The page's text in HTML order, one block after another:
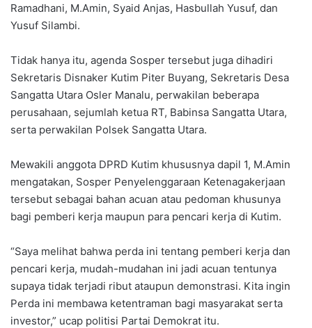
Ramadhani, M.Amin, Syaid Anjas, Hasbullah Yusuf, dan
Yusuf Silambi.
Tidak hanya itu, agenda Sosper tersebut juga dihadiri
Sekretaris Disnaker Kutim Piter Buyang, Sekretaris Desa
Sangatta Utara Osler Manalu, perwakilan beberapa
perusahaan, sejumlah ketua RT, Babinsa Sangatta Utara,
serta perwakilan Polsek Sangatta Utara.
Mewakili anggota DPRD Kutim khususnya dapil 1, M.Amin
mengatakan, Sosper Penyelenggaraan Ketenagakerjaan
tersebut sebagai bahan acuan atau pedoman khusunya
bagi pemberi kerja maupun para pencari kerja di Kutim.
“Saya melihat bahwa perda ini tentang pemberi kerja dan
pencari kerja, mudah-mudahan ini jadi acuan tentunya
supaya tidak terjadi ribut ataupun demonstrasi. Kita ingin
Perda ini membawa ketentraman bagi masyarakat serta
investor,” ucap politisi Partai Demokrat itu.